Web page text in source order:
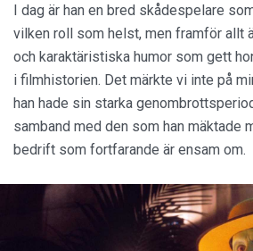
I dag är han en bred skådespelare
vilken roll som helst, men framför allt
och karaktäristiska humor som gett
i filmhistorien. Det märkte vi inte på
han hade sin starka
samband med den som han mäktade
bedrift som fortfarande är ensam om.